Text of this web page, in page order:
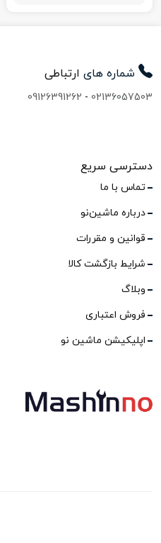
شماره های ارتباطی
02136057503
-
09126391262
دسترسی سریع
تماس با ما
درباره ماشین‌نو
قوانین و مقررات
شرایط بازگشت کالا
وبلاگ
فروش اعتباری
اپلیکیشن ماشین نو